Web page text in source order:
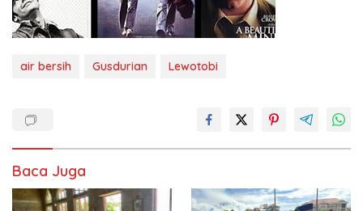
air bersih Gusdurian Lewotobi
Baca Juga